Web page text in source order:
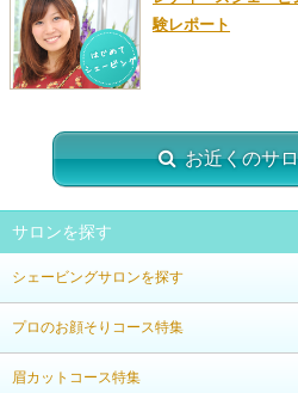
験レポート
お近くのサ
サロンを探す
シェービングサロンを探す
プロのお顔そりコース特集
眉カットコース特集